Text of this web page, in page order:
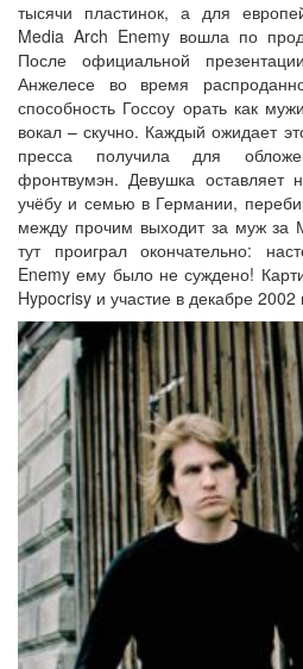
тысячи пластинок, а для
Media Arch Enemy вошла по
После официальной
Анжелесе во время
способность Госсоу орать как
вокал – скучно. Каждый ожидает
пресса получила для
фронтвумэн. Девушка оставляет
учёбу и семью в Германии,
между прочим выходит за муж за
тут проиграл окончательно:
Enemy ему было не суждено!
Hypocrisy и участие в декабре